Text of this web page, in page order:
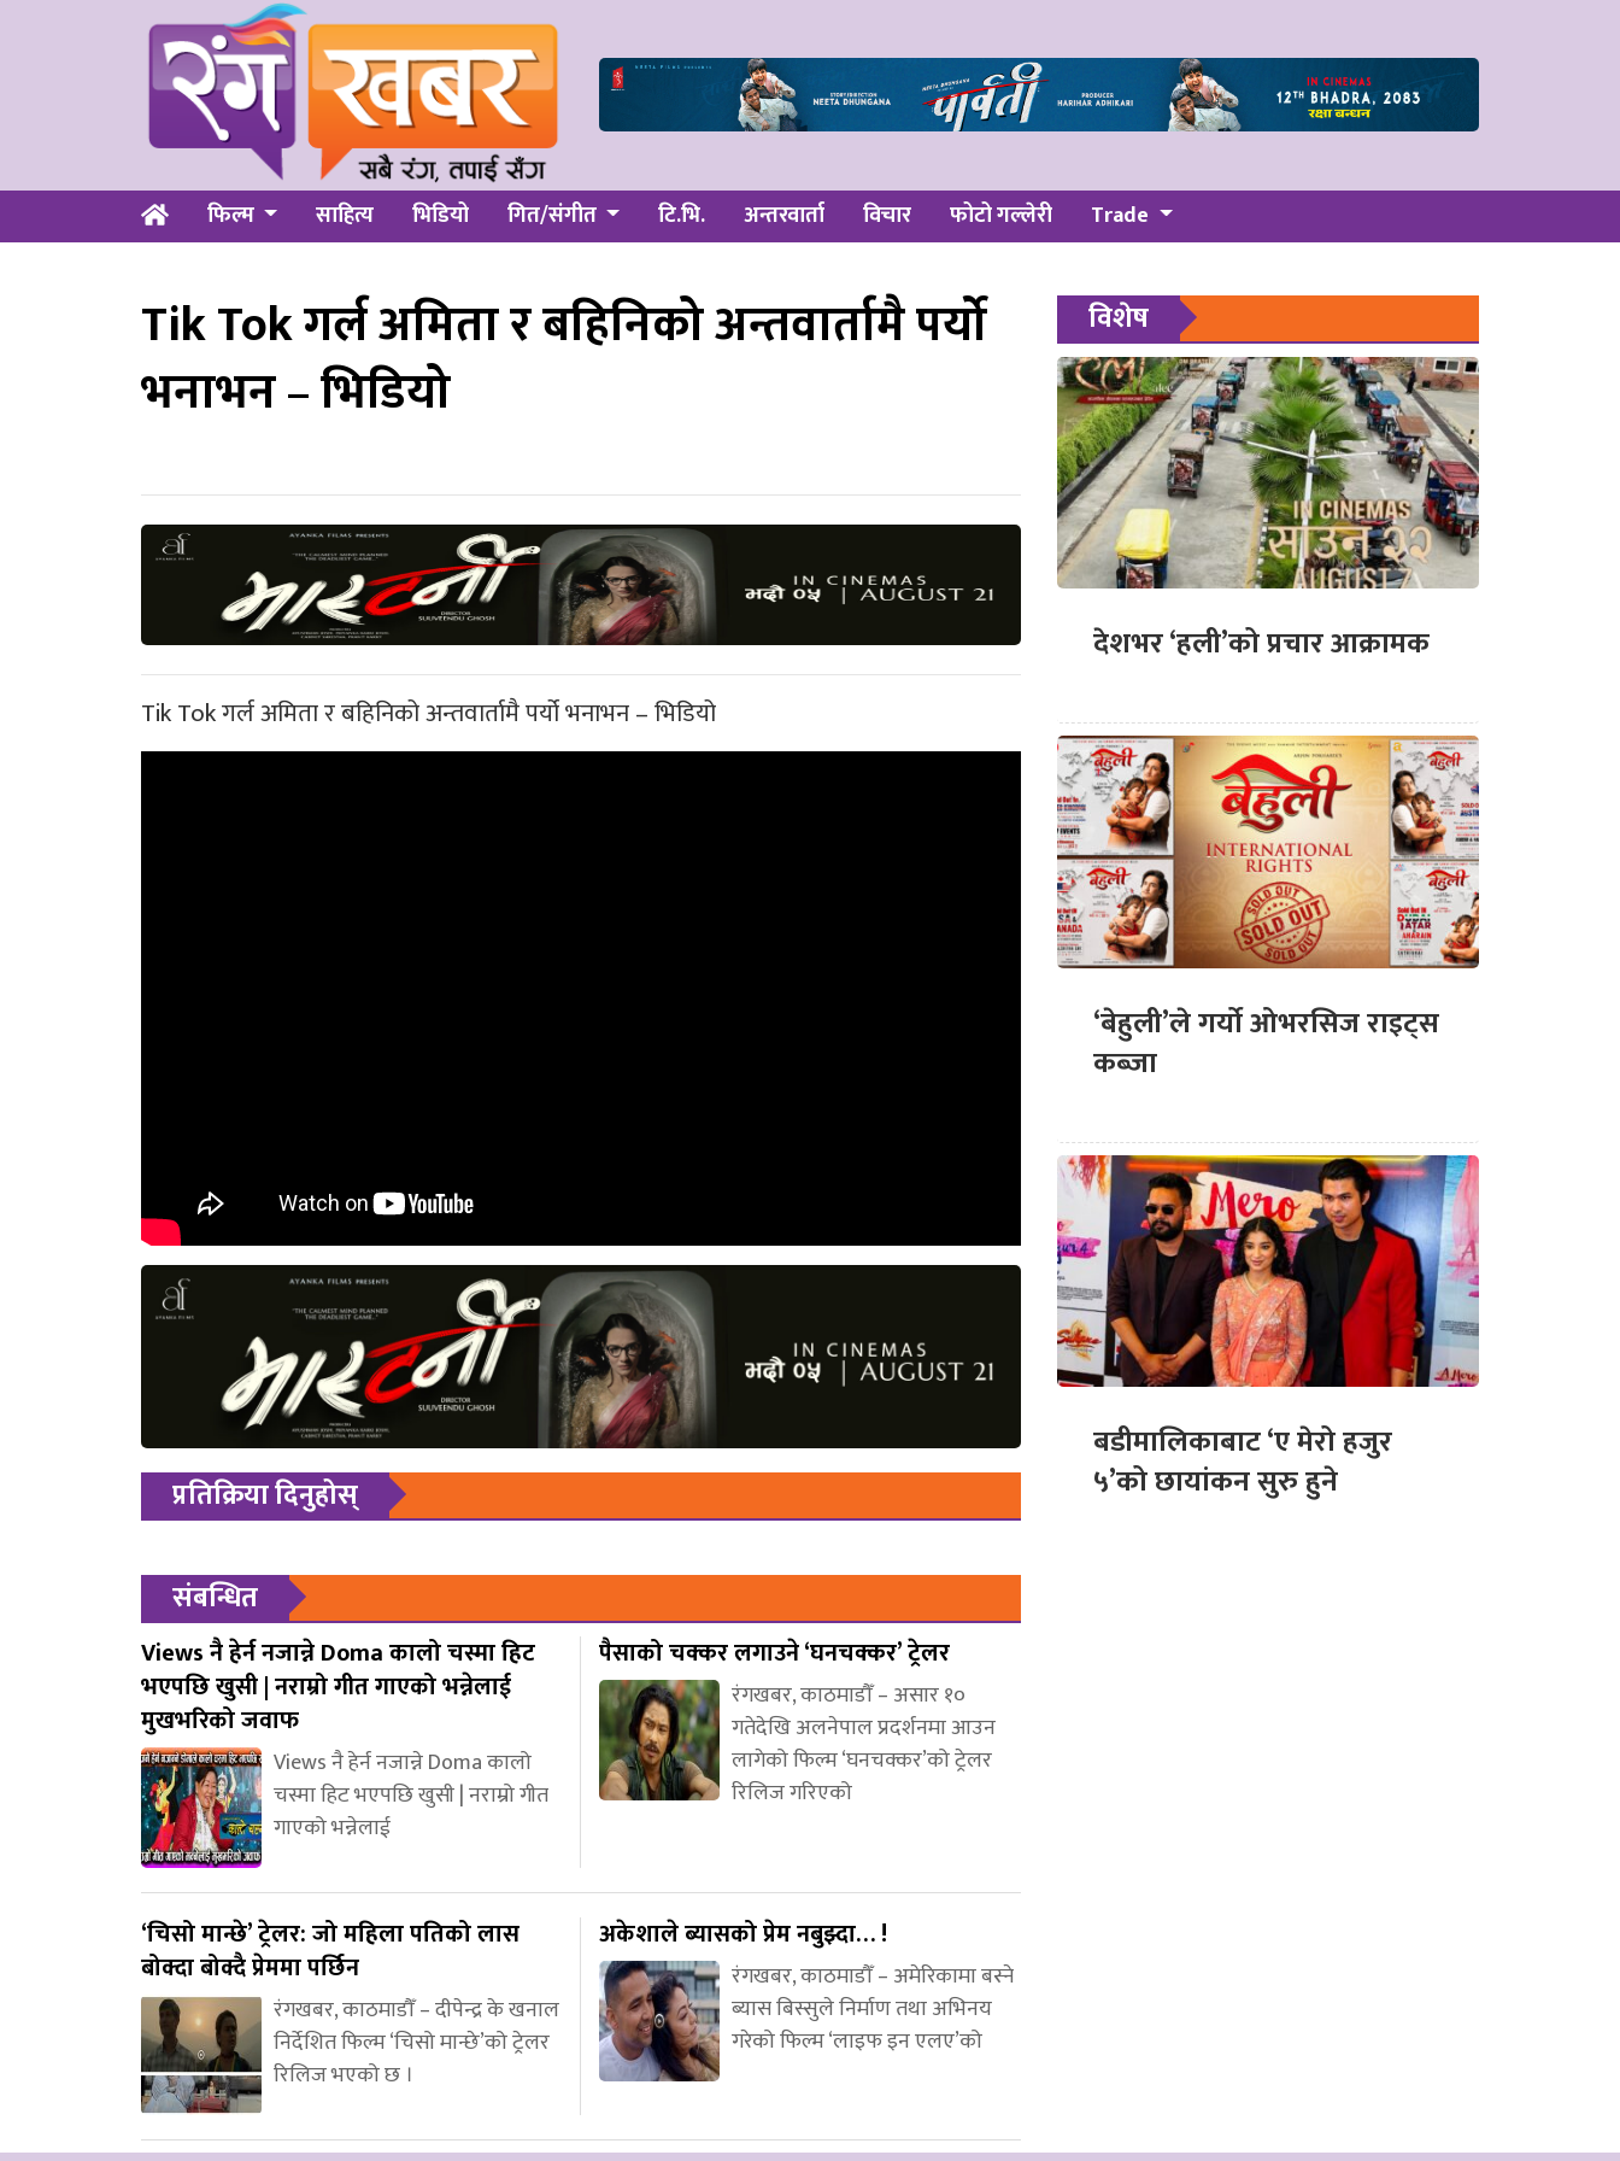
फिल्म साहित्य भिडियो गित/संगीत टि.भि. अन्तरवार्ता विचार फोटो गल्लेरी Trade
Tik Tok गर्ल अमिता र बहिनिको अन्तवार्तामै पर्यो
भनाभन – भिडियो
Tik Tok गर्ल अमिता र बहिनिको अन्तवार्तामै पर्यो भनाभन – भिडियो
प्रतिक्रिया दिनुहोस्
संबन्धित
Views नै हेर्न नजान्ने Doma कालो चस्मा हिट
भएपछि खुसी | नराम्रो गीत गाएको भन्नेलाई
मुखभरिको जवाफ
Views नै हेर्न नजान्ने Doma कालो
चस्मा हिट भएपछि खुसी | नराम्रो गीत
गाएको भन्नेलाई
पैसाको चक्कर लगाउने ‘घनचक्कर’ ट्रेलर
रंगखबर, काठमाडौँ – असार १०
गतेदेखि अलनेपाल प्रदर्शनमा आउन
लागेको फिल्म ‘घनचक्कर’को ट्रेलर
रिलिज गरिएको
‘चिसो मान्छे’ ट्रेलर: जो महिला पतिको लास
बोक्दा बोक्दै प्रेममा पर्छिन
रंगखबर, काठमाडौँ – दीपेन्द्र के खनाल
निर्देशित फिल्म ‘चिसो मान्छे’को ट्रेलर
रिलिज भएको छ ।
अकेशाले ब्यासको प्रेम नबुझ्दा… !
रंगखबर, काठमाडौँ – अमेरिकामा बस्ने
ब्यास बिस्सुले निर्माण तथा अभिनय
गरेको फिल्म ‘लाइफ इन एलए’को
विशेष
देशभर ‘हली’को प्रचार आक्रामक
‘बेहुली’ले गर्यो ओभरसिज राइट्स
कब्जा
बडीमालिकाबाट ‘ए मेरो हजुर
५’को छायांकन सुरु हुने